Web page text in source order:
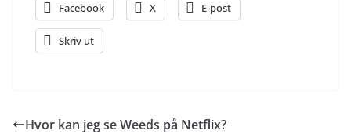
Facebook X E-post
Skriv ut
Hvor kan jeg se Weeds på Netflix?